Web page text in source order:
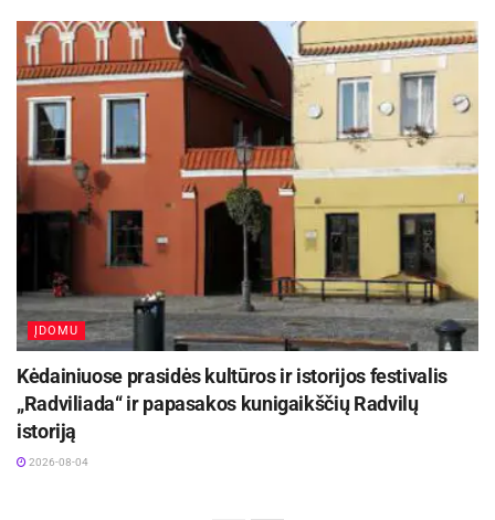
viengungiai žmonės prasmingai bei įdomiai
leisdami laiką galės surasti ir geriau pažinti
vienas kitą
ĮDOMU
Kėdainiuose prasidės kultūros ir istorijos festivalis
„Radviliada“ ir papasakos kunigaikščių Radvilų
istoriją
2026-08-04